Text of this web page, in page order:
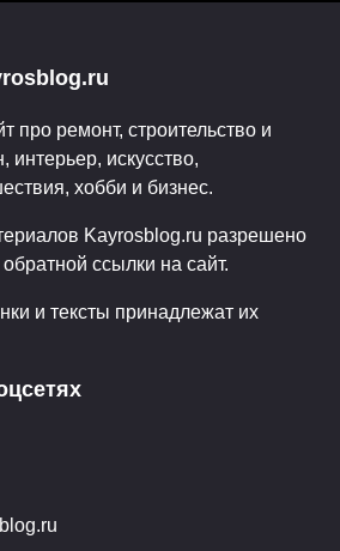
про ремонт, строительство и
интерьер, искусство,
хобби и бизнес.
Kayrosblog.ru разрешено
ссылки на сайт.
и тексты принадлежат их